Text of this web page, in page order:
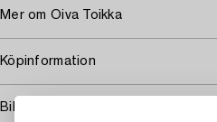
Mer om Oiva Toikka
Köpinformation
Bildrättigheter